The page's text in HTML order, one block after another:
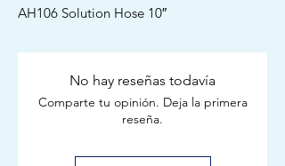
AH106 Solution Hose 10″
No hay reseñas todavía
Comparte tu opinión. Deja la primera
reseña.